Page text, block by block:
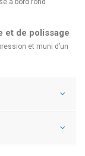
et de polissage
et muni d’un